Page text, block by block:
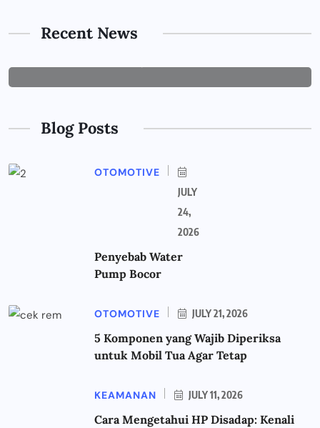
Recent News
Tepat untuk Perusahaan
Blog Posts
OTOMOTIVE
JULY
24,
2026
Penyebab Water
Pump Bocor
OTOMOTIVE JULY 21, 2026
5 Komponen yang Wajib Diperiksa
untuk Mobil Tua Agar Tetap
KEAMANAN JULY 11, 2026
Cara Mengetahui HP Disadap: Kenali